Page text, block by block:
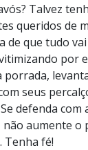
Talvez
queridos de
de que tudo
por
seus
defenda com
não aumente
Tenha fé!